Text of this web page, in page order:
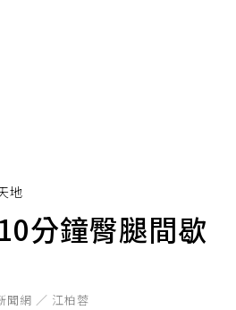
地
分鐘臀腿間歇
聞網 ／ 江柏蓉